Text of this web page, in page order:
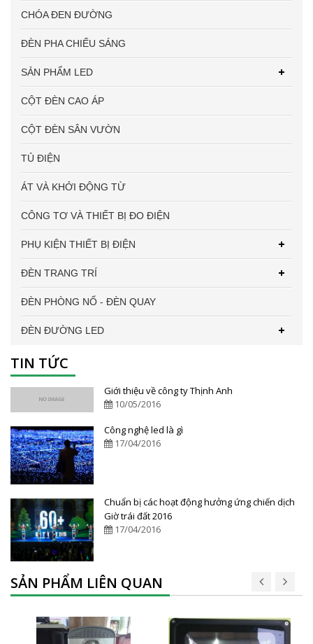
CHÓA ĐEN ĐƯỜNG
ĐÈN PHA CHIẾU SÁNG
SẢN PHẨM LED
CỘT ĐÈN CAO ÁP
CỘT ĐÈN SÂN VƯỜN
TỦ ĐIỆN
ÁT VÀ KHỞI ĐỘNG TỪ
CÔNG TƠ VÀ THIẾT BỊ ĐO ĐIỆN
PHỤ KIỆN THIẾT BỊ ĐIỆN
ĐÈN TRANG TRÍ
ĐÈN PHÒNG NỔ - ĐÈN QUAY
ĐÈN ĐƯỜNG LED
TIN TỨC
Giới thiệu về công ty Thịnh Anh
10/05/2016
Công nghệ led là gì
17/04/2016
Chuẩn bị các hoạt động hưởng ứng chiến dịch
Giờ trái đất 2016
17/04/2016
SẢN PHẨM LIÊN QUAN